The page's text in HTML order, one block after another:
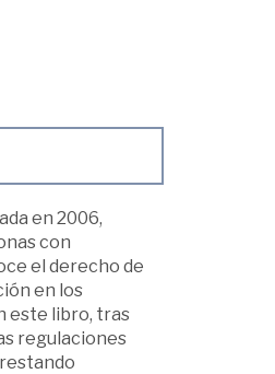
en 2006,
con
el derecho de
en los
este libro, tras
regulaciones